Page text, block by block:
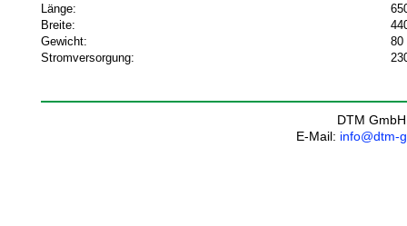
Länge:
Breite:
Gewicht:
80
Stromversorgung:
DTM
E-Mail: info@dtm-